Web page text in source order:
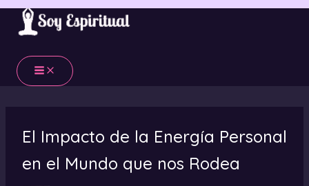
Ir
contenido
El Impacto de la Energía Personal
en el Mundo que nos Rodea